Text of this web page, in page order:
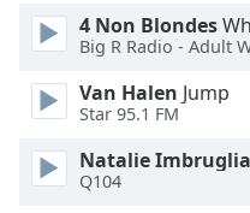
Font
Family
Reset
Close
Modal
4 Non Blondes
Big R Radio - Adult
Van Halen Jump
Star 95.1 FM
Natalie Imbruglia
Q104